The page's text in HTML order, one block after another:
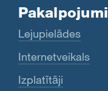
Pakalpojumi
Lejupielādes
Internetveikals
Izplatītāji